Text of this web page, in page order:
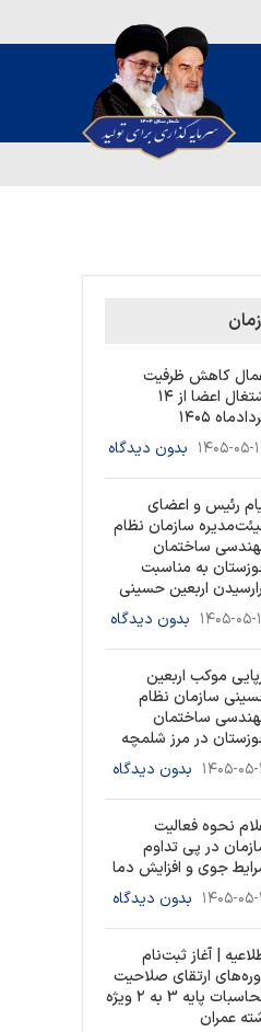
کاهش ظرفیت
اشتغال اعضا از ۱۴
۱۴۰۵
۰۵-۱۴ بدون دیدگاه
رئیس و اعضای
سازمان نظام
ساختمان
به مناسبت
اربعین حسینی
۰۵-۱۲ بدون دیدگاه
موکب اربعین
سازمان نظام
ساختمان
در مرز شلمچه
۰۵-۱۱ بدون دیدگاه
نحوه فعالیت
در پی تداوم
جوی و افزایش دما
۰۵-۱۱ بدون دیدگاه
| آغاز ثبت‌نام
ارتقای صلاحیت
محاسبات پایه 3 به ۲ ویژه
عمران